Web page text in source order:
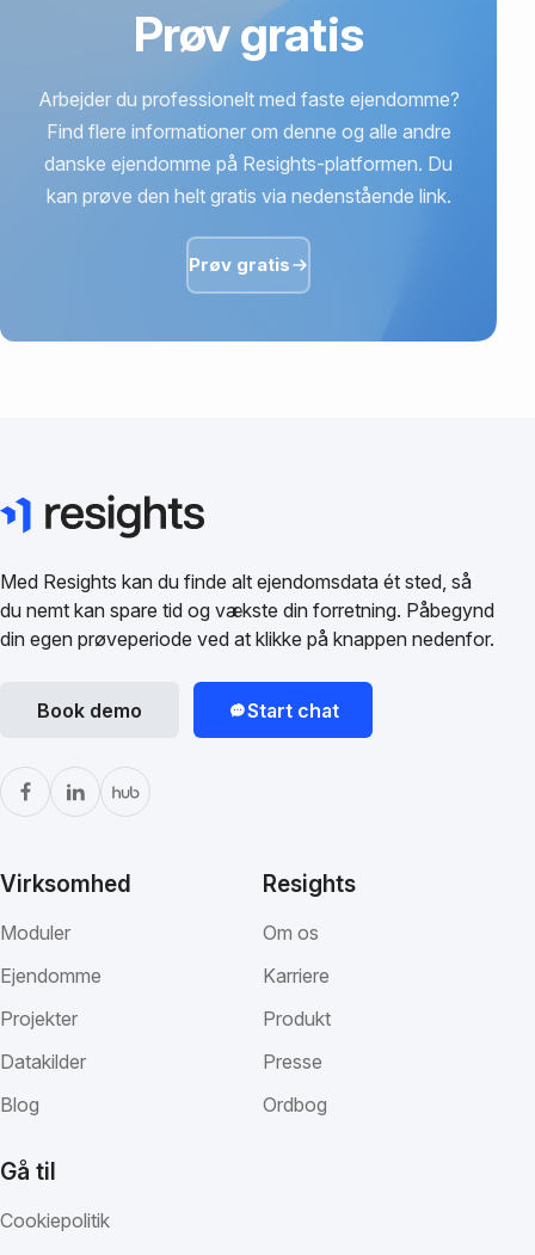
Prøv gratis
Arbejder du professionelt med faste ejendomme?
Find flere informationer om denne og alle andre
danske ejendomme på Resights-platformen. Du
kan prøve den helt gratis via nedenstående link.
Prøv gratis
Med Resights kan du finde alt ejendomsdata ét sted, så
du nemt kan spare tid og vækste din forretning. Påbegynd
din egen prøveperiode ved at klikke på knappen nedenfor.
Book demo Start chat
Virksomhed
Moduler
Ejendomme
Projekter
Datakilder
Blog
Resights
Om os
Karriere
Produkt
Presse
Ordbog
Gå til
Cookiepolitik